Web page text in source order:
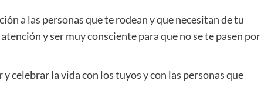
a las personas que te rodean y que necesitan de tu
y ser muy consciente para que no se te pasen por
celebrar la vida con los tuyos y con las personas que